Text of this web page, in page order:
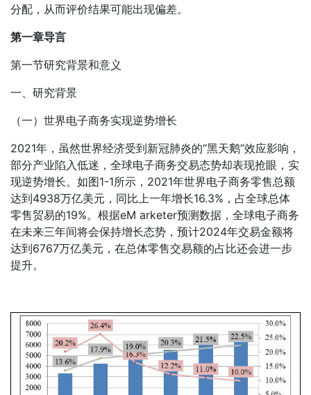
分配，从而评价结果可能出现偏差。
第一章导言
第一节研究背景和意义
一、研究背景
（一）世界电子商务实现逆势增长
2021年，虽然世界经济受到新冠肺炎的“黑天鹅”效应影响，
部分产业陷入低迷，全球电子商务交易态势却表现抢眼，实
现逆势增长。如图1-1所示，2021年世界电子商务零售总额
达到4938万亿美元，同比上一年增长16.3%，占全球总体
零售贸易的19%。根据eM arketer预测数据，全球电子商务
在未来三年间将会保持增长态势，预计2024年交易金额将
达到6767万亿美元，在总体零售交易额的占比还会进一步
提升。